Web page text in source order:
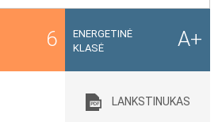
6
ENERGETINĖ
KLASĖ
A+
LANKSTINUKAS